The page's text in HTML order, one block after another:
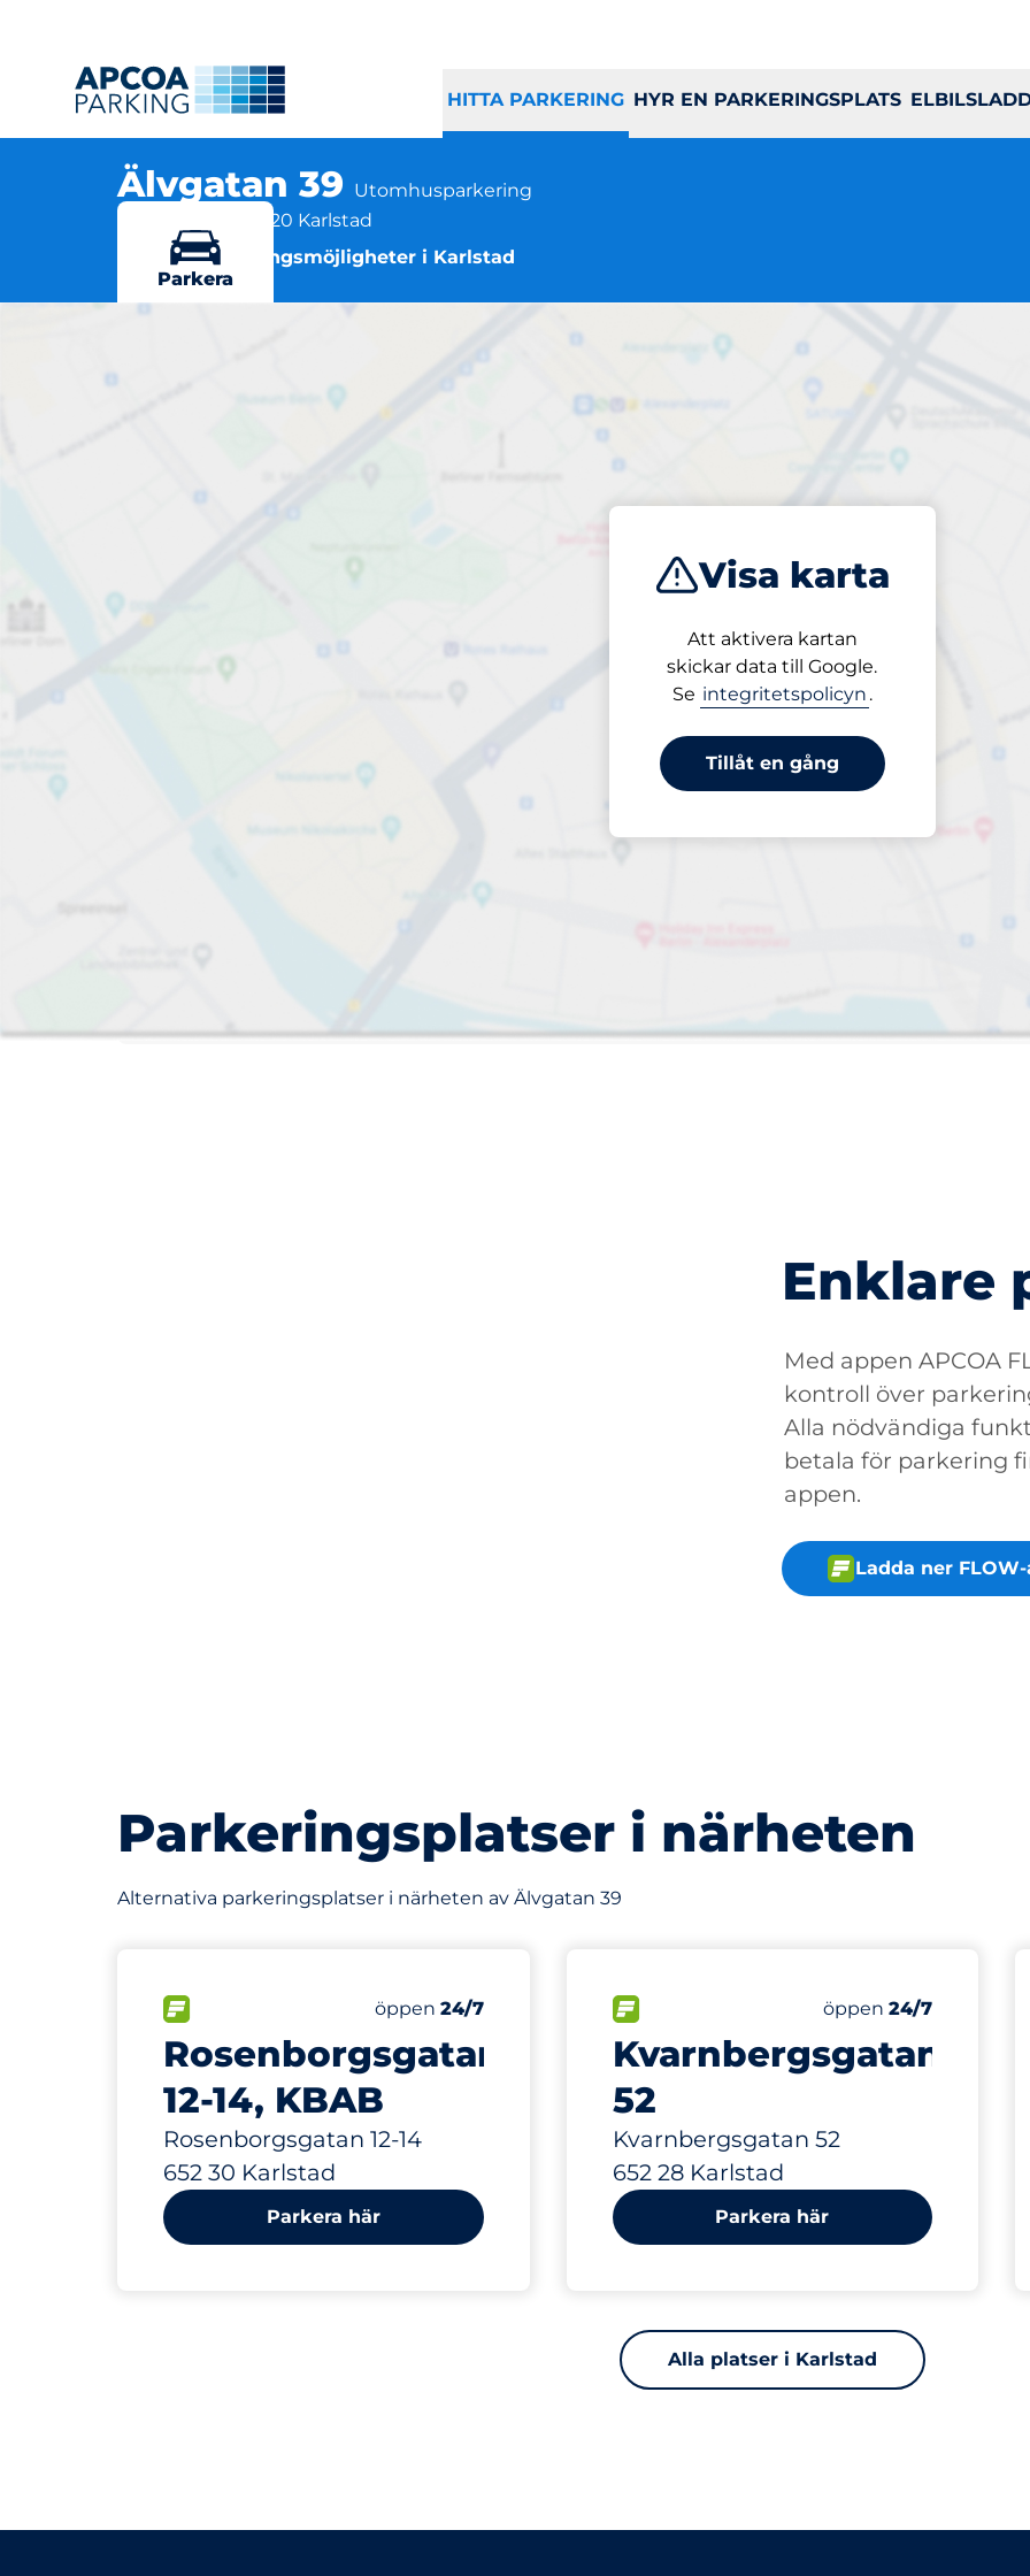
HITTA PARKERING HYR EN PARKERINGSPLATS
Älvgatan 39 Utomhusparkering
Älvgatan 39, 653 20 Karlstad
Flera parkeringsmöjligheter i Karlstad
Visa karta
Att aktivera kartan
skickar data till Google.
Se integritetspolicyn .
Tillåt en gång
Parkera
Älvgatan 39
Öppet nu
från 6,00 kr
Priser och betalning
Enklare
Med appen APCOA
kontroll över
Alla nödvändiga
betala för parkering
appen.
Ladda ner
Parkeringsplatser i närheten
Alternativa parkeringsplatser i närheten av Älvgatan 39
Rosenborgsgatan
12-14, KBAB
Rosenborgsgatan 12-14
652 30 Karlstad
Antal parkeringsplatser:
Totalt antal platser&nbsp
Torsdag&nbsp
öppen 24/7
251 m
Parkera här
Kvarnbergsgatan
52
Kvarnbergsgatan 52
652 28 Karlstad
Antal parkeringsplatser:
Totalt antal
Torsdag&nbsp
öppen24/7
293 m
Parkera här
Alla platser i Karlstad